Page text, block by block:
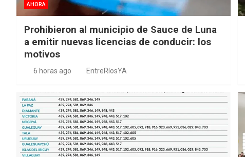
AHORA
Prohibieron al municipio de Sauce de Luna
a emitir nuevas licencias de conducir: los
motivos
6 horas ago EntreRíosYA